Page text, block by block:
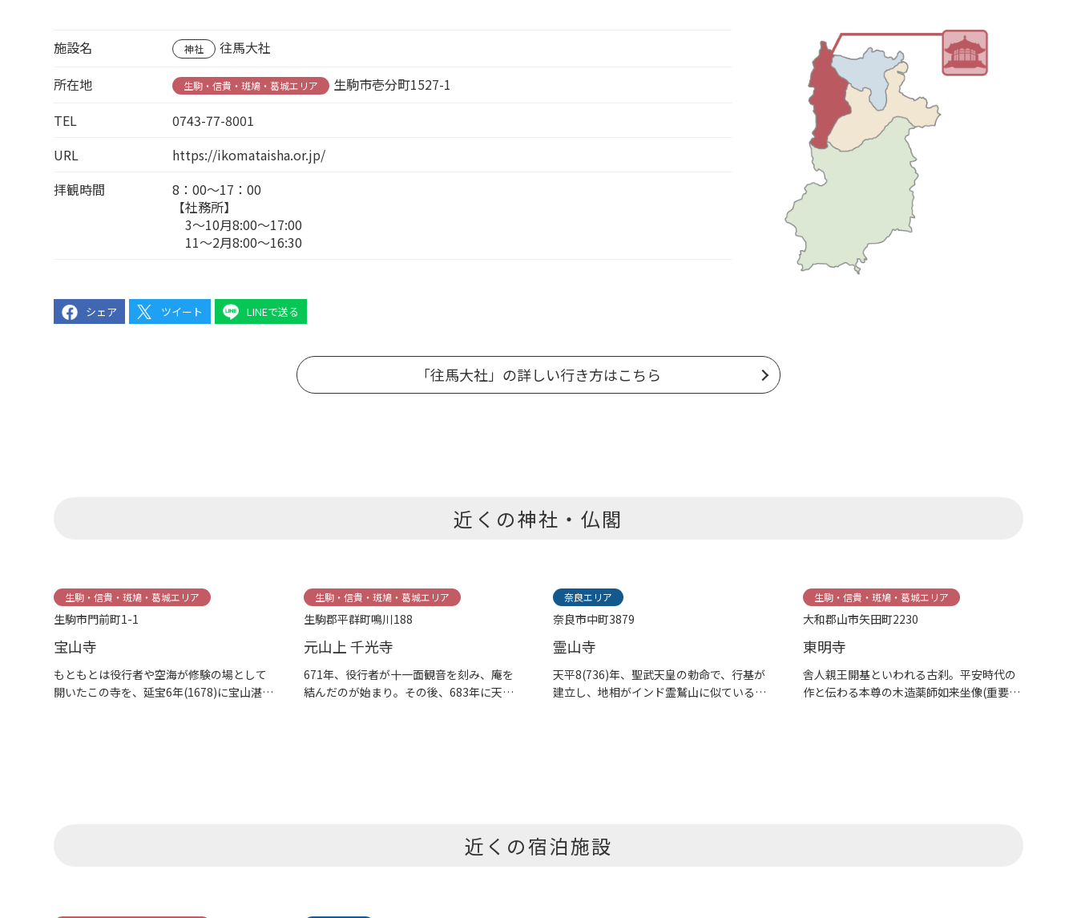
施設名 神社
往馬大社
所在地
生駒・信貴・斑鳩・葛城エリア
生駒市壱分町1527-1
TEL
0743-77-8001
URL
https://ikomataisha.or.jp/
拝観時間
8：00～17：00
【社務所】
3〜10月8:00〜17:00
11〜2月8:00〜16:30
シェア ツイート LINEで送る
「往馬大社」の詳しい行き方はこちら
近くの神社・仏閣
生駒・信貴・斑鳩・葛城エリア
生駒市門前町1-1
宝山寺
もともとは役行者や空海が修験の場として
開いたこの寺を、延宝6年(1678)に宝山湛
生駒・信貴・斑鳩・葛城エリア
生駒郡平群町鳴川188
元山上 千光寺
671年、役行者が十一面観音を刻み、庵を
結んだのが始まり。その後、683年に天武
奈良エリア
奈良市中町3879
霊山寺
天平8(736)年、聖武天皇の勅命で、行基が
建立し、地相がインド霊鷲山に似ている
生駒・信貴・斑鳩・葛城エリア
大和郡山市矢田町2230
東明寺
舎人親王開基といわれる古刹。平安時代の
作と伝わる本尊の木造薬師如来坐像(重要
近くの宿泊施設